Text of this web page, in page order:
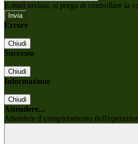
E-mail inviata, si prega di controllare la
Errore
Chiudi
Successo
Chiudi
Informazione
Chiudi
Attendere...
Attendere il completamento